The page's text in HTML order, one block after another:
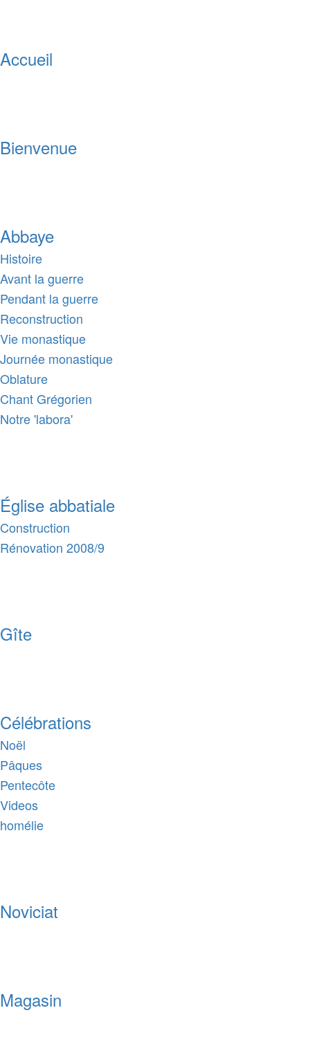
Accueil
Bienvenue
Abbaye
Histoire
Avant la guerre
Pendant la guerre
Reconstruction
Vie monastique
Journée monastique
Oblature
Chant Grégorien
Notre 'labora'
Église abbatiale
Construction
Rénovation 2008/9
Gîte
Célébrations
Noël
Pâques
Pentecôte
Videos
homélie
Noviciat
Magasin